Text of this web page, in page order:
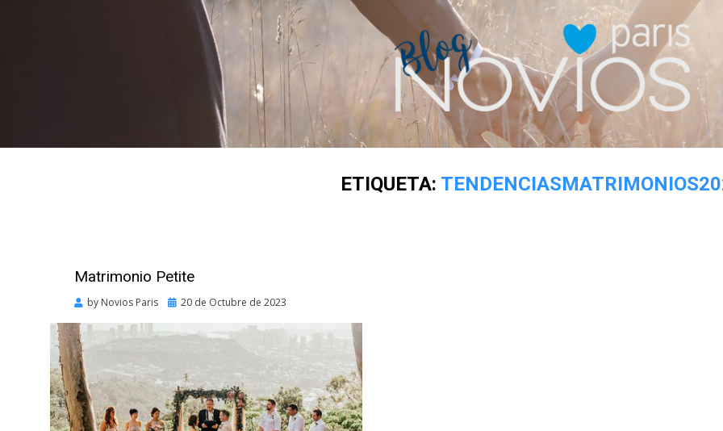
ETIQUETA:
Matrimonio Petite
by Novios Paris
Posted
20 de Octubre de 2023